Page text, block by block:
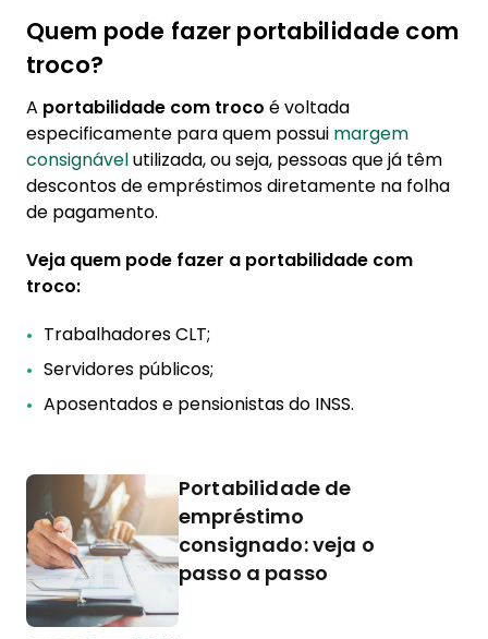
Quem pode fazer portabilidade com
troco?
A portabilidade com troco é voltada
especificamente para quem possui margem
consignávelutilizada, ou seja, pessoas que já têm
descontos de empréstimos diretamente na folha
de pagamento.
Veja quem pode fazer a portabilidade com
troco:
Trabalhadores CLT;
Servidores públicos;
Aposentados e pensionistas do INSS.
Portabilidade de
empréstimo
consignado: veja o
passo a passo